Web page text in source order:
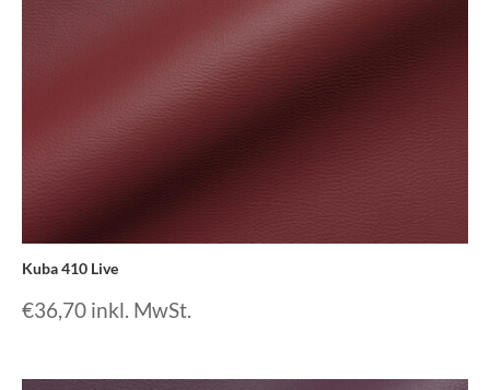
Kuba 410 Live
€36,70 inkl. MwSt.